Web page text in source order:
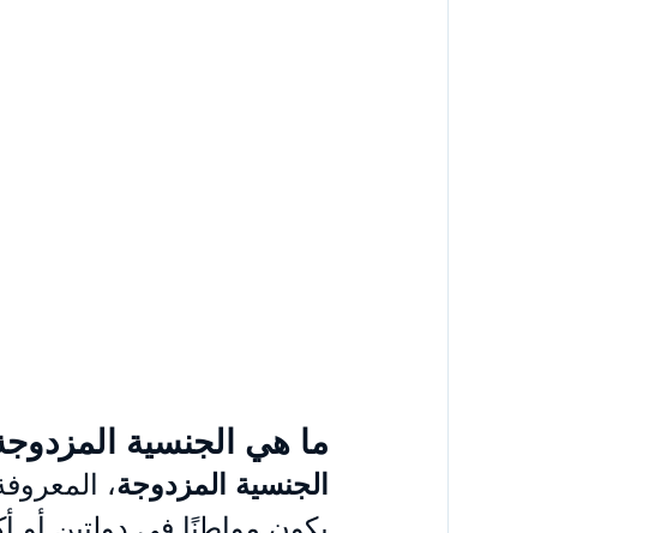
ما هي الجنسية
الجنسية المزدوجة،